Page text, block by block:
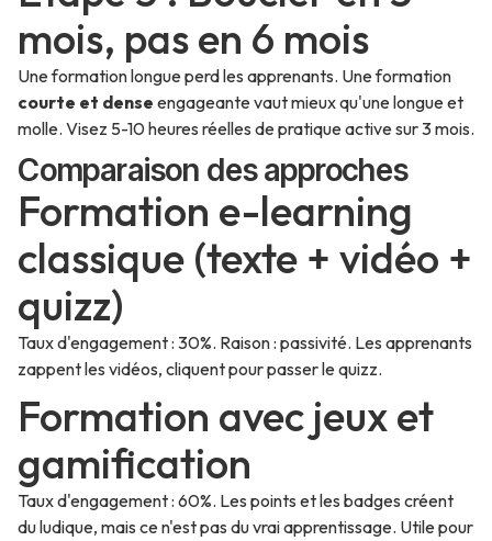
mois, pas en 6 mois
Une formation longue perd les apprenants. Une formation
courte et dense engageante vaut mieux qu'une longue et
molle. Visez 5-10 heures réelles de pratique active sur 3 mois.
Comparaison des approches
Formation e-learning
classique (texte + vidéo +
quizz)
Taux d'engagement : 30%. Raison : passivité. Les apprenants
zappent les vidéos, cliquent pour passer le quizz.
Formation avec jeux et
gamification
Taux d'engagement : 60%. Les points et les badges créent
du ludique, mais ce n'est pas du vrai apprentissage. Utile pour